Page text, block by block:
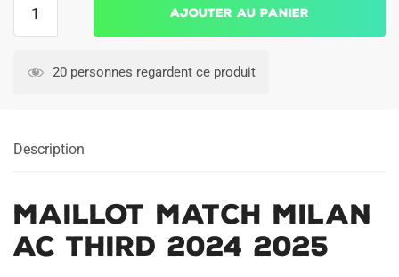
2024
Ajouter au panier
20 personnes regardent ce produit
Description
Maillot Match Milan
AC Third 2024 2025